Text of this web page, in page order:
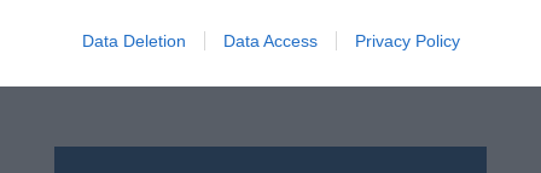
Data Deletion Data Access Privacy Policy
MAGGIORI INFORMAZIONI